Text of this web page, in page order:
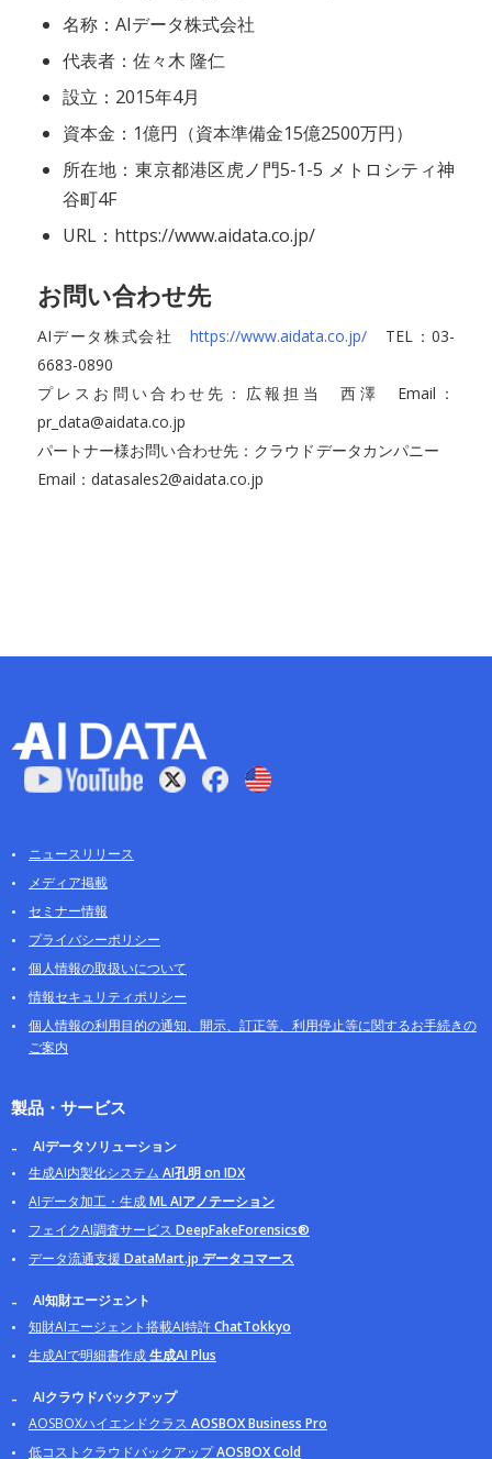
名称：AIデータ株式会社
代表者：佐々木 隆仁
設立：2015年4月
資本金：1億円（資本準備金15億2500万円）
所在地：東京都港区虎ノ門5-1-5 メトロシティ神
谷町4F
URL：https://www.aidata.co.jp/
お問い合わせ先
AIデータ株式会社 https://www.aidata.co.jp/ TEL：03-
6683-0890
プレスお問い合わせ先：広報担当 西澤 Email：
pr_data@aidata.co.jp
パートナー様お問い合わせ先：クラウドデータカンパニー
Email：datasales2@aidata.co.jp
ニュースリリース
メディア掲載
セミナー情報
プライバシーポリシー
個人情報の取扱いについて
情報セキュリティポリシー
個人情報の利用目的の通知、開示、訂正等、利用停止等に関するお手続きの
ご案内
製品・サービス
AIデータソリューション
生成AI内製化システム AI孔明 on IDX
AIデータ加工・生成ML AIアノテーション
フェイクAI調査サービス DeepFakeForensics®
データ流通支援 DataMart.jp データコマース
AI知財エージェント
知財AIエージェント搭載AI特許ChatTokkyo
生成AIで明細書作成生成AI Plus
AIクラウドバックアップ
AOSBOXハイエンドクラス AOSBOX Business Pro
低コストクラウドバックアップAOSBOX Cold